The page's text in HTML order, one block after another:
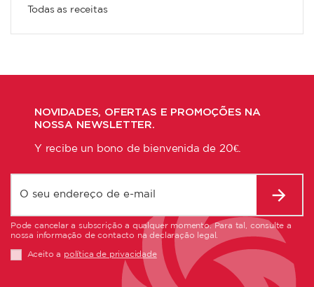
Todas as receitas
NOVIDADES, OFERTAS E PROMOÇÕES NA
NOSSA NEWSLETTER.
Y recibe un bono de bienvenida de 20€.
Pode cancelar a subscrição a qualquer momento. Para tal, consulte a
nossa informação de contacto na declaração legal.
Aceito a política de privacidade